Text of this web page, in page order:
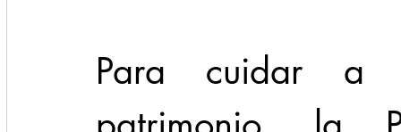
Para cuidar a